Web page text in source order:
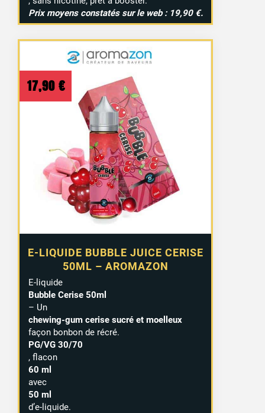
Prix moyens constatés sur le web : 19,90 €.
E-LIQUIDE BUBBLE JUICE CERISE
50ML – AROMAZON
17,90 €
E-liquide
Bubble Cerise 50ml
– Un
chewing-gum cerise sucré et moelleux
façon bonbon de récré.
PG/VG 30/70
, flacon
60 ml
avec
50 ml
d’e-liquide.